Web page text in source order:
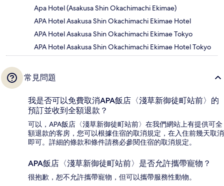
Apa Hotel (Asakusa Shin Okachimachi Ekimae)
APA Hotel Asakusa Shin Okachimachi Ekimae Hotel
APA Hotel Asakusa Shin Okachimachi Ekimae Tokyo
APA Hotel Asakusa Shin Okachimachi Ekimae Hotel Tokyo
常見問題
我是否可以免費取消APA飯店〈淺草新御徒町站前〉的
預訂並收到全額退款？
可以，APA飯店〈淺草新御徒町站前〉在我們網站上有提供可全
額退款的客房，您可以根據住宿的取消規定，在入住前幾天取消
即可。詳細的條款和條件請務必參閱住宿的取消規定。
APA飯店〈淺草新御徒町站前〉是否允許攜帶寵物？
很抱歉，恕不允許攜帶寵物，但可以攜帶服務性動物。